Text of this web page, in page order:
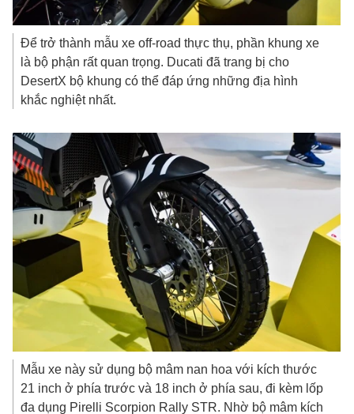
Để trở thành mẫu xe off-road thực thụ, phần khung xe
là bộ phận rất quan trọng. Ducati đã trang bị cho
DesertX bộ khung có thể đáp ứng những địa hình
khắc nghiệt nhất.
Mẫu xe này sử dụng bộ mâm nan hoa với kích thước
21 inch ở phía trước và 18 inch ở phía sau, đi kèm lốp
đa dụng Pirelli Scorpion Rally STR. Nhờ bộ mâm kích